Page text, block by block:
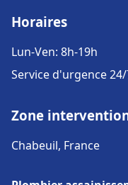
Horaires
Lun-Ven: 8h-19h
Service d'urgence
Zone
Chabeuil, France